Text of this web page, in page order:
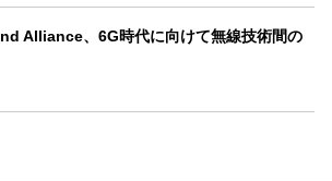
Alliance、6G時代に向けて無線技術間の